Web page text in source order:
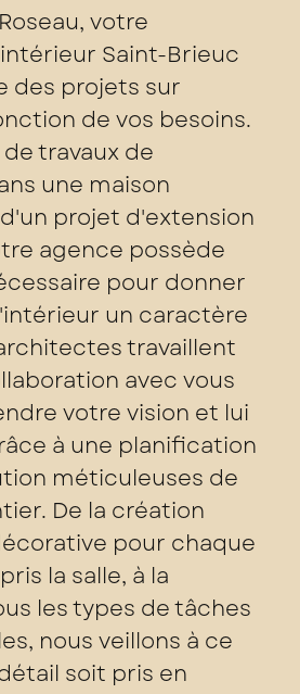
votre
Saint-Brieuc
des projets sur
de vos besoins.
travaux de
une maison
projet d'extension
agence possède
pour donner
un caractère
travaillent
avec vous
votre vision et lui
à une planification
méticuleuses de
De la création
pour chaque
la salle, à la
les types de tâches
nous veillons à ce
soit pris en